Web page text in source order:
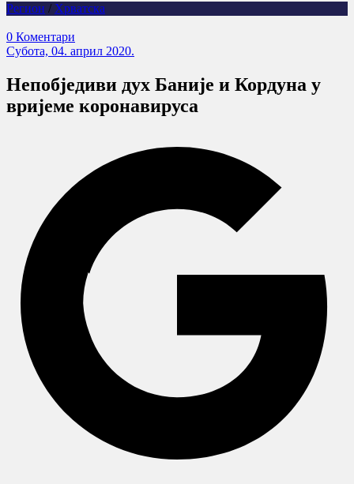
Регион / Хрватска
0 Коментари
Субота, 04. април 2020.
Непобједиви дух Баније и Кордуна у
вријеме коронавируса